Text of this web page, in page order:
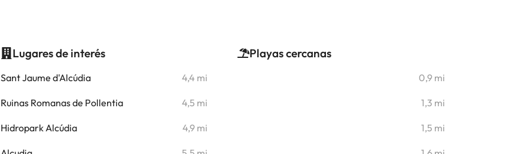
Lugares de interés
Sant Jaume d'Alcúdia 4,4 mi
Ruinas Romanas de Pollentia 4,5 mi
Hidropark Alcúdia 4,9 mi
Playas cercanas
0,9 mi
1,3 mi
1,5 mi